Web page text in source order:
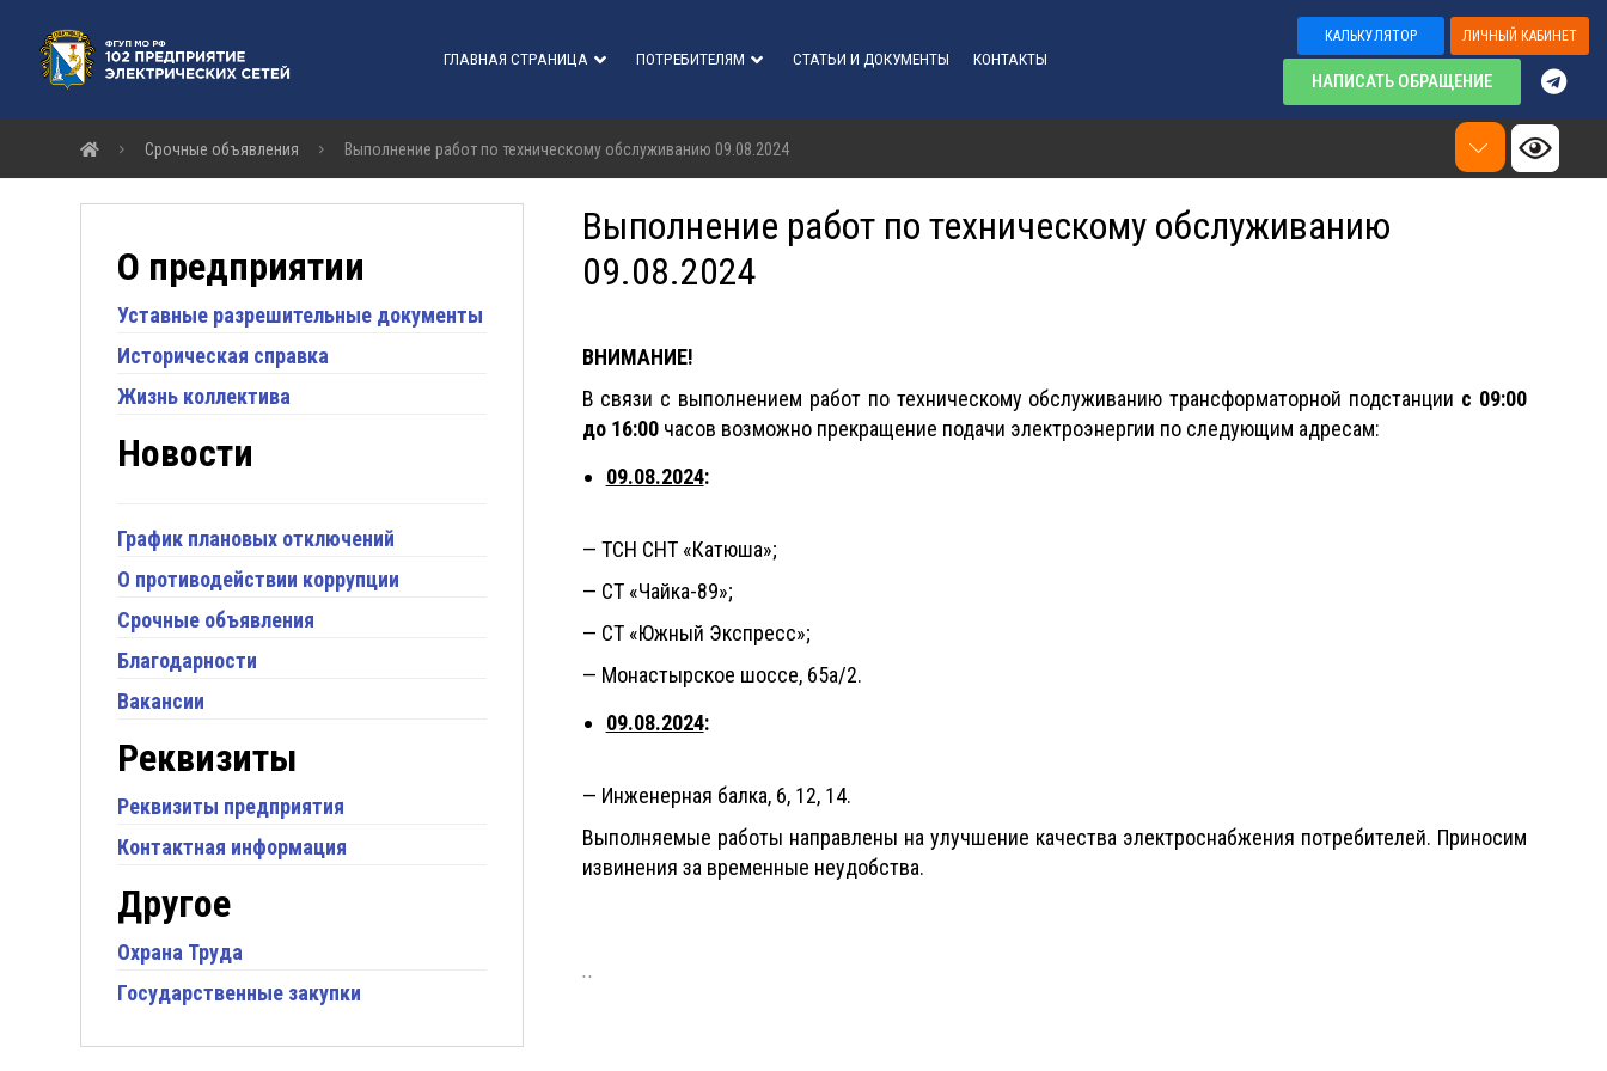
ГЛАВНАЯ СТРАНИЦА ПОТРЕБИТЕЛЯМ СТАТЬИ И ДОКУМЕНТЫ КОНТАКТЫ
КАЛЬКУЛЯТОР ЛИЧНЫЙ КАБИНЕТ
НАПИСАТЬ ОБРАЩЕНИЕ
Срочные объявления Выполнение работ по техническому обслуживанию 09.08.2024
Выполнение работ по техническому обслуживанию
09.08.2024
ВНИМАНИЕ!
В связи с выполнением работ по техническому обслуживанию трансформаторной подстанции с 09:00
до 16:00часов возможно прекращение подачи электроэнергии по следующим адресам:
09.08.2024:
— ТСН СНТ «Катюша»;
— СТ «Чайка-89»;
— СТ «Южный Экспресс»;
— Монастырское шоссе, 65а/2.
09.08.2024:
— Инженерная балка, 6, 12, 14.
Выполняемые работы направлены на улучшение качества электроснабжения потребителей. Приносим
извинения за временные неудобства.
..
О предприятии
Уставные разрешительные документы
Историческая справка
Жизнь коллектива
Новости
График плановых отключений
О противодействии коррупции
Срочные объявления
Благодарности
Вакансии
Реквизиты
Реквизиты предприятия
Контактная информация
Другое
Охрана Труда
Государственные закупки